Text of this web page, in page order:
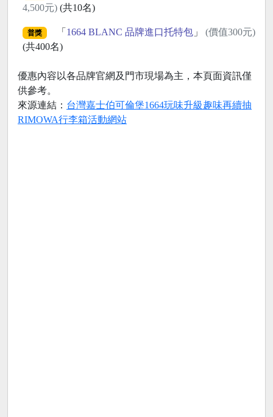
4,500元) (共10名)
普獎 「 1664 BLANC 品牌進口托特包」 (價值300元)
(共400名)
優惠內容以各品牌官網及門市現場為主，本頁面資訊僅
供參考。
來源連結： 台灣嘉士伯可倫堡1664玩味升級趣味再續抽
RIMOWA行李箱活動網站